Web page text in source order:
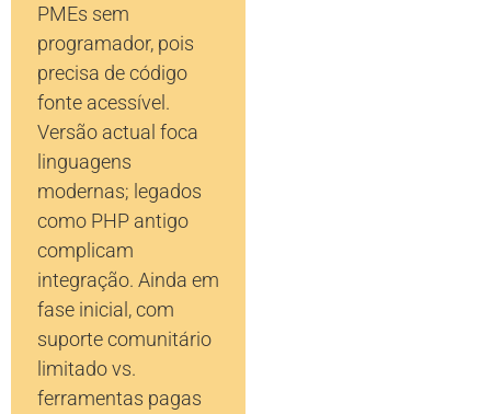
PMEs sem
programador, pois
precisa de código
fonte acessível.
Versão actual foca
linguagens
modernas; legados
como PHP antigo
complicam
integração. Ainda em
fase inicial, com
suporte comunitário
limitado vs.
ferramentas pagas